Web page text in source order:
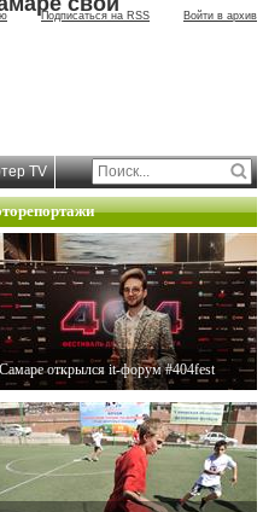
Подписаться на RSS Войти в архив
TV
открылся it-форум #404fest